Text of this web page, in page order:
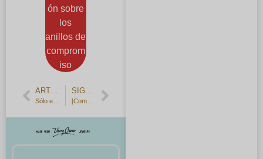
ón sobre
los
anillos de
comprom
iso
ARTÍCULO ANTERIOR SIGUIENTE ARTÍCULO